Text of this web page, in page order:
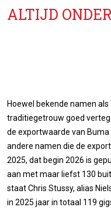
ALTIJD
Hoewel bekende namen
traditiegetrouw goed
de exportwaarde van
andere namen die de
2025, dat begin 2026 is
aan met maar liefst 130
staat Chris Stussy, alias
in 2025 jaar in totaal 119